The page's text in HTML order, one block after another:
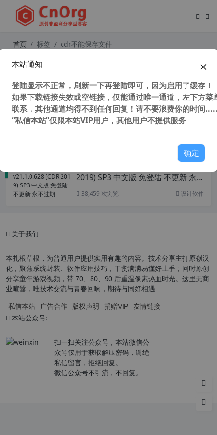
首页 标签 cdr不能保存文件
2019) SP3 中文版 免登陆 不更新 永
38,459 次浏览 设计软件
关于我们
本扎根草根，为普通用户提供实用有趣的内容。技术分享主打原创汉
化，聚焦系统封装、软件应用技巧，干货满满易懂好上手；同时原创
分享童年游戏视频，带 70、80、90 后重温像素热血时光。这里无商
业喧嚣，唯技术交流与青春回响，期待与同好相遇
私信本站 广告合作 版权声明 捐赠VIP 友情链接
本站公众号:
扫一扫关注公众号，本站微信公
众号仅用于获取解压密码，谢绝
私信留言，拒绝回复。
微信公众号不引流，不回复。
本站通知
登陆显示不正常，刷新一下再登陆即可，因为启用了缓存！
如果下载链接失效或空链接，仅能通过唯一通道，左下方菜
联系，其他通道均得不到任何回复！请不要浪费你的时间
“私信本站”仅限本站VIP用户，其他用户不提供服务
确定